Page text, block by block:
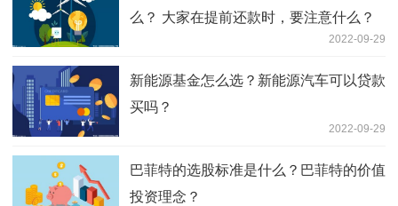
么？ 大家在提前还款时，要注意什么？
2022-09-29
新能源基金怎么选？新能源汽车可以贷款
买吗？
2022-09-29
巴菲特的选股标准是什么？巴菲特的价值
投资理念？